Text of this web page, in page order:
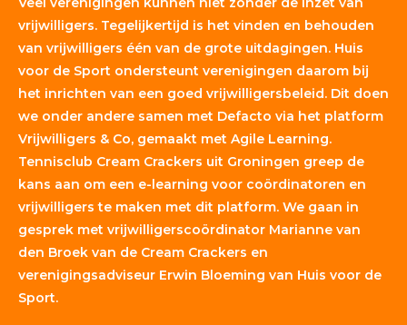
vrijwilligers. Tegelijkertijd is het vinden en behouden
van vrijwilligers één van de grote uitdagingen. Huis
voor de Sport ondersteunt verenigingen daarom bij
het inrichten van een goed vrijwilligersbeleid. Dit doen
we onder andere samen met Defacto via het platform
Vrijwilligers & Co, gemaakt met Agile Learning.
Tennisclub Cream Crackers uit Groningen greep de
kans aan om een e-learning voor coördinatoren en
vrijwilligers te maken met dit platform. We gaan in
gesprek met vrijwilligerscoördinator Marianne van
den Broek van de Cream Crackers en
verenigingsadviseur Erwin Bloeming van Huis voor de
Sport.